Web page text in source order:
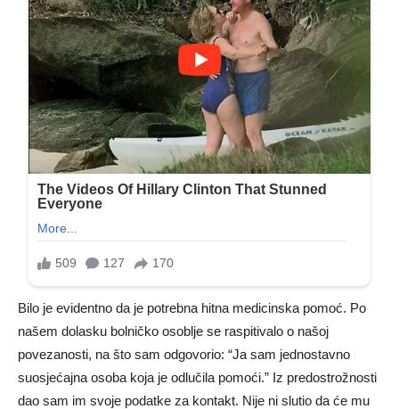
Bilo je evidentno da je potrebna hitna medicinska pomoć. Po
našem dolasku bolničko osoblje se raspitivalo o našoj
povezanosti, na što sam odgovorio: “Ja sam jednostavno
suosjećajna osoba koja je odlučila pomoći.” Iz predostrožnosti
dao sam im svoje podatke za kontakt. Nije ni slutio da će mu